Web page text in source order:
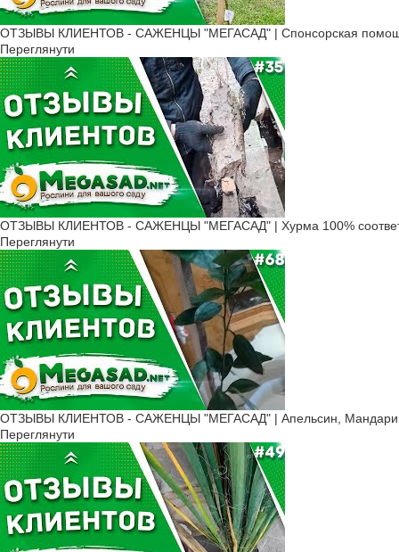
Для садівників, яким не
будь-яких грунтах за умови
Сонячне і добре
Регулярні та рясні
Комплексні мінеральні
другого.
Захист від морозів.
дихаючим агрополотном.
Обрізка альбіції не
стебел, що ростуть
Серед шкідників
інсектицидами.
Фунгіциди
грибковими.
Альбіція починає цвісти
декоративне і привабливе.
найхимерніших і
дотримуватися нехитрих
ОТЗЫВЫ КЛИЕНТОВ - САЖЕНЦЫ "МЕГАСАД" | Cпонсорская
Переглянути
ОТЗЫВЫ КЛИЕНТОВ - САЖЕНЦЫ "МЕГАСАД" | Хурма 100%
Переглянути
ОТЗЫВЫ КЛИЕНТОВ - САЖЕНЦЫ "МЕГАСАД" | Апельсин, Мандарин
Переглянути